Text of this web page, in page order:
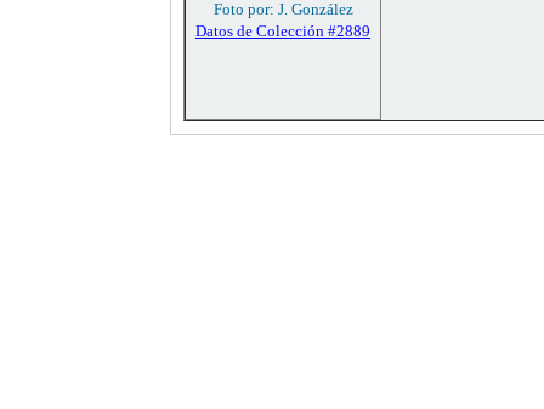
Foto por: J. González
Datos de Colección #2889